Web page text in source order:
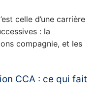
celle d’une carrière
: la
compagnie, et les
CCA : ce qui fait